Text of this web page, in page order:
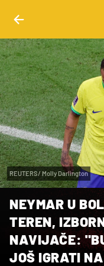
REUTERS/ Molly Darlington
NEYMAR U
TEREN,
NAVIJAČE:
JOŠ IGRATI